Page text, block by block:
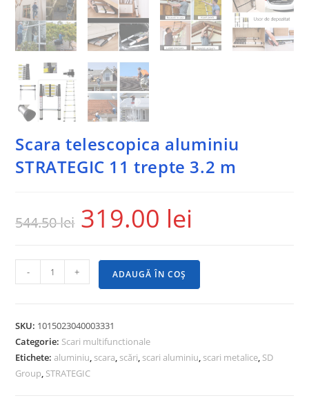
Scara telescopica aluminiu
STRATEGIC 11 trepte 3.2 m
544.50lei 319.00 lei
- + ADAUGĂ ÎN COȘ
SKU: 1015023040003331
Categorie: Scari multifunctionale
Etichete:aluminiu, scara, scări, scari aluminiu, scari metalice, SD
Group, STRATEGIC